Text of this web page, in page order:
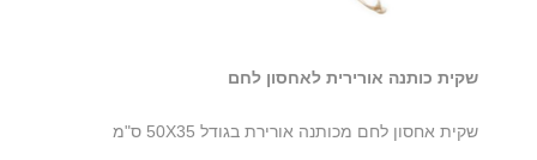
שקית כותנה אורירית לאחסון לחם
שקית אחסון לחם מכותנה אורירת בגודל 50X35 ס"מ